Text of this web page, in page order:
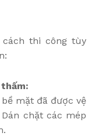
cách thi công tùy
mặt đã được vệ
chặt các mép